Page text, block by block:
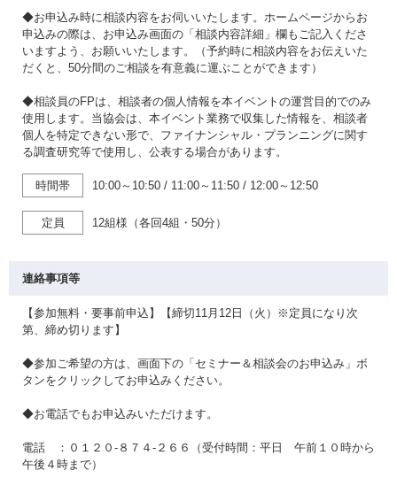
◆お申込み時に相談内容をお伺いいたします。ホームページからお
申込みの際は、お申込み画面の「相談内容詳細」欄もご記入くださ
いますよう、お願いいたします。（予約時に相談内容をお伝えいた
だくと、50分間のご相談を有意義に運ぶことができます）
◆相談員のFPは、相談者の個人情報を本イベントの運営目的でのみ
使用します。当協会は、本イベント業務で収集した情報を、相談者
個人を特定できない形で、ファイナンシャル・プランニングに関す
る調査研究等で使用し、公表する場合があります。
時間帯 10:00～10:50 / 11:00～11:50 / 12:00～12:50
定員 12組様（各回4組・50分）
連絡事項等
【参加無料・要事前申込】【締切11月12日（火）※定員になり次
第、締め切ります】
◆参加ご希望の方は、画面下の「セミナー＆相談会のお申込み」ボ
タンをクリックしてお申込みください。
◆お電話でもお申込みいただけます。
電話 ：０１２０-８７４-２６６（受付時間：平日 午前１０時から
午後４時まで）